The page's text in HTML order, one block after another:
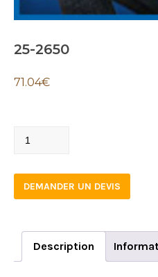
25-2650
71.04€
25-
quantity
DEMANDER UN DEVIS
Description